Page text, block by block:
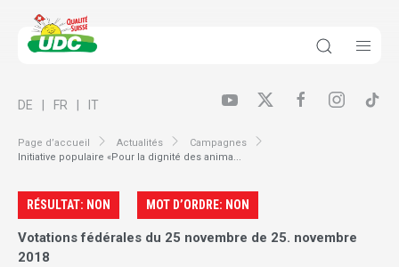
Page d’accueil Actualités
Campagnes
Initiative populaire «Pour la dignité des anima...
DE FR IT
RÉSULTAT: NON MOT D’ORDRE: NON
Votations fédérales du 25 novembre de 25. novembre
2018